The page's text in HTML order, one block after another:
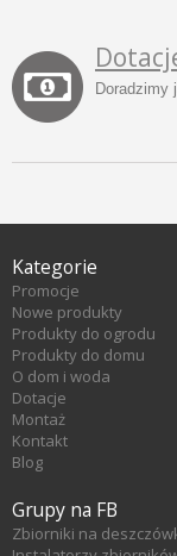
Doradzimy
Kategorie
Promocje
Nowe produkty
Produkty do ogrodu
Produkty do domu
O dom i woda
Dotacje
Montaż
Kontakt
Blog
Grupy na FB
Zbiorniki na